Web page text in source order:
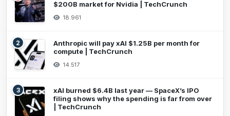
$200B market for Nvidia | TechCrunch
18.961
2
Anthropic will pay xAI $1.25B per month for
compute | TechCrunch
14.517
3
xAI burned $6.4B last year — SpaceX’s IPO
filing shows why the spending is far from over
| TechCrunch